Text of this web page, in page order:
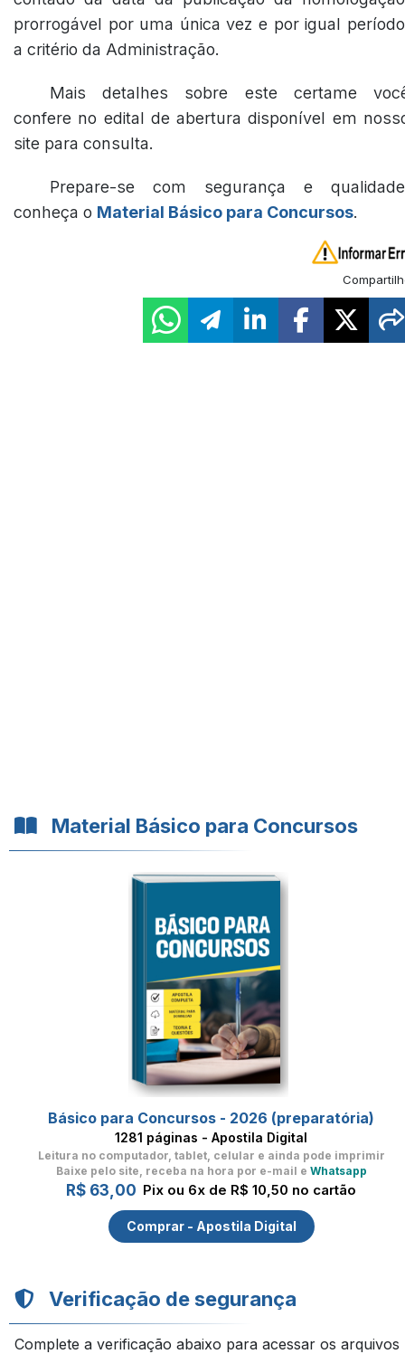
prorrogável por uma única vez e por igual
a critério da Administração.
Mais detalhes sobre este certame
confere no edital de abertura disponível em
site para consulta.
Prepare-se com segurança e
conheça o Material Básico para Concursos.
Material Básico para Concursos
Básico para Concursos - 2026 (preparatória)
1281 páginas - Apostila Digital
Leitura no computador, tablet, celular e ainda pode imprimir
Baixe pelo site, receba na hora por e-mail e Whatsapp
R$ 63,00 Pix ou 6x de R$ 10,50 no cartão
Comprar - Apostila Digital
Verificação de segurança
Complete a verificação abaixo para acessar os arquivos